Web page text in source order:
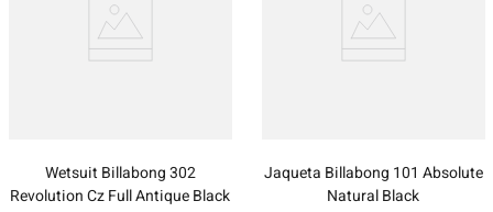
Wetsuit Billabong 302
Revolution Cz Full Antique Black
Jaqueta Billabong 101 Absolute
Natural Black